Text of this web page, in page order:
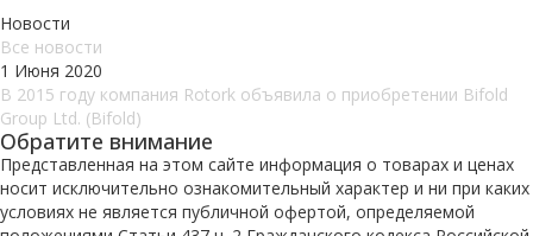
Новости
Все новости
1 Июня 2020
В 2015 году компания Rotork объявила о приобретении Bifold
Group Ltd. (Bifold)
Обратите внимание
Представленная на этом сайте информация о товарах и ценах
носит исключительно ознакомительный характер и ни при каких
условиях не является публичной офертой, определяемой